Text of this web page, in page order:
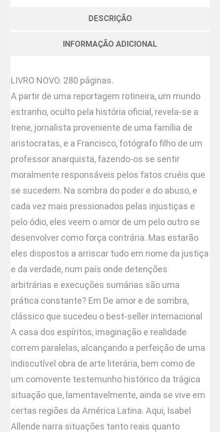
DESCRIÇÃO
INFORMAÇÃO ADICIONAL
LIVRO NOVO. 280 páginas.
A partir de uma reportagem rotineira, um mundo
estranho, oculto pela história oficial, revela-se a
Irene, jornalista proveniente de uma família de
aristocratas, e a Francisco, fotógrafo filho de um
professor anarquista, fazendo-os se sentir
moralmente responsáveis pelos fatos cruéis que
se sucedem. Na sombra do poder e do abuso, e
cada vez mais pressionados pelas injustiças e
pelo ódio, eles veem o amor de um pelo outro se
desenvolver como força contrária. Mas estarão
eles dispostos a arriscar tudo em nome da justiça
e da verdade, num país onde detenções
arbitrárias e execuções sumárias são uma
prática constante? Em De amor e de sombra,
clássico que sucedeu o best-seller internacional
A casa dos espíritos, imaginação e realidade
correm paralelas, alcançando a perfeição de uma
indiscutível obra de arte literária, bem como de
um comovente testemunho histórico da trágica
situação que, lamentavelmente, ainda se vive em
certas regiões da América Latina. Aqui, Isabel
Allende narra situações tanto reais quanto